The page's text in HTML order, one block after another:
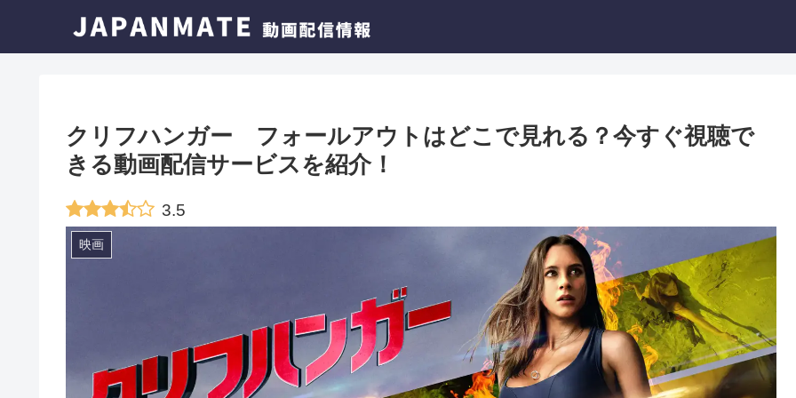
クリフハンガー フォールアウトはどこで見れる？今すぐ視聴で
きる動画配信サービスを紹介！
3.5
映画